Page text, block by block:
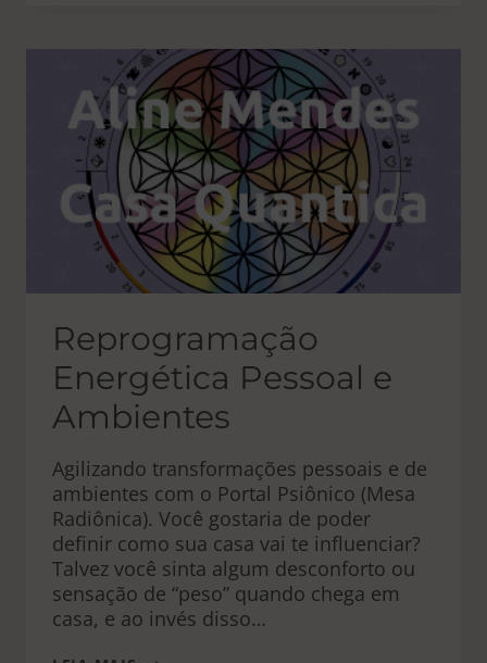
HARMONIZAR
PESSOAS
E
AMBIENTES
Reprogramação
Energética Pessoal e
Ambientes
Agilizando transformações pessoais e de
ambientes com o Portal Psiônico (Mesa
Radiônica). Você gostaria de poder
definir como sua casa vai te influenciar?
Talvez você sinta algum desconforto ou
sensação de “peso” quando chega em
casa, e ao invés disso…